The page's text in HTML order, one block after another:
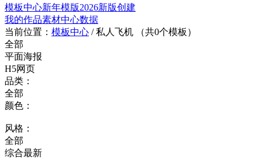
模板中心新年模版2026新版创建
我的作品素材中心数据
当前位置： 模板中心 /私人飞机 （共0个模板）
全部
平面海报
H5网页
品类：
全部
颜色：
风格：
全部
综合最新